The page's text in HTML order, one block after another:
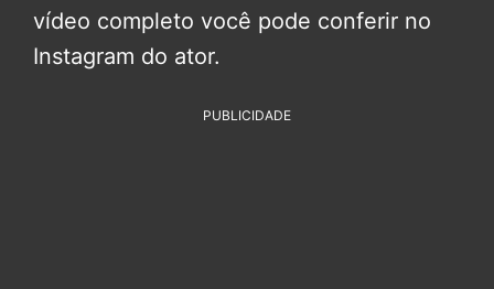
vídeo completo você pode conferir no
Instagram do ator.
PUBLICIDADE